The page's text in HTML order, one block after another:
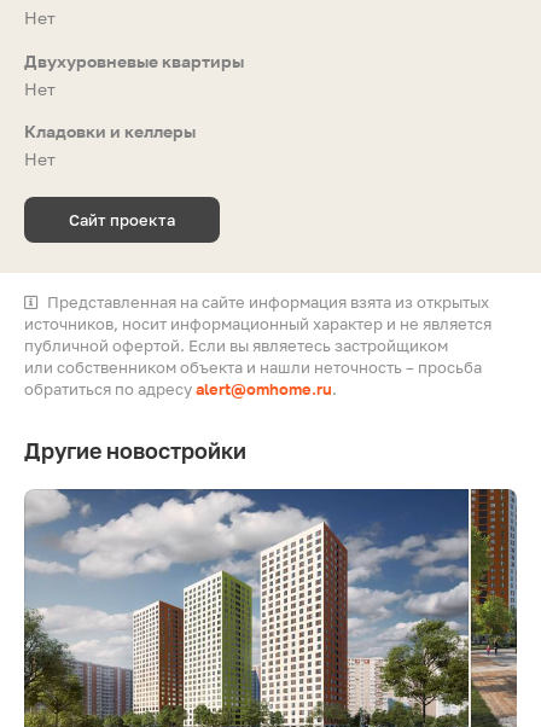
Нет
Двухуровневые квартиры
Нет
Кладовки и келлеры
Нет
Сайт проекта
Представленная на сайте информация взята из открытых
источников, носит информационный характер и не является
публичной офертой. Если вы являетесь застройщиком
или собственником объекта и нашли неточность – просьба
обратиться по адресуalert@omhome.ru.
Другие новостройки